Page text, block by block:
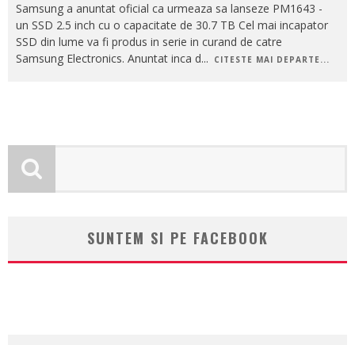
Samsung a anuntat oficial ca urmeaza sa lanseze PM1643 -
un SSD 2.5 inch cu o capacitate de 30.7 TB Cel mai incapator
SSD din lume va fi produs in serie in curand de catre
Samsung Electronics. Anuntat inca d... CITESTE MAI DEPARTE...
SUNTEM SI PE FACEBOOK